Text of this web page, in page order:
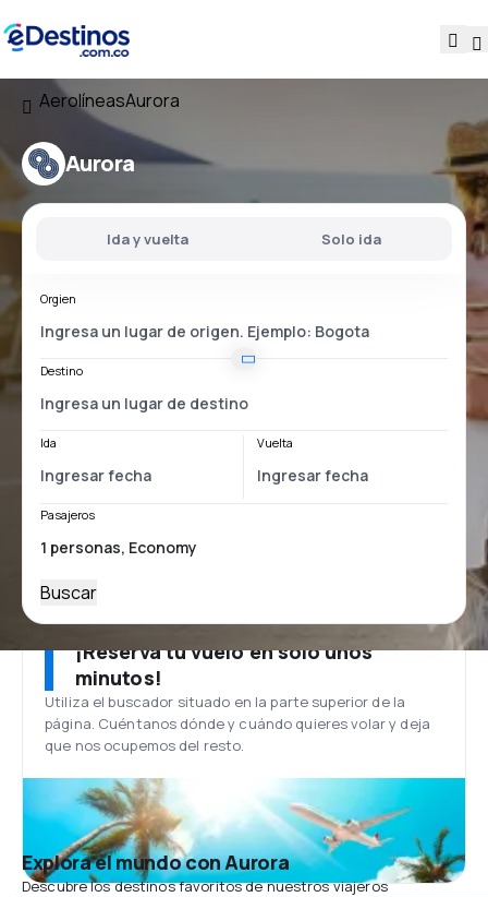
AerolíneasAurora
Aurora
Ida y vuelta Solo ida
Orgien
Destino
Ida Vuelta
Pasajeros
Buscar
¡Reserva tu vuelo en solo unos
minutos!
Utiliza el buscador situado en la parte superior de la
página. Cuéntanos dónde y cuándo quieres volar y deja
que nos ocupemos del resto.
Explora el mundo con Aurora
Descubre los destinos favoritos de nuestros viajeros